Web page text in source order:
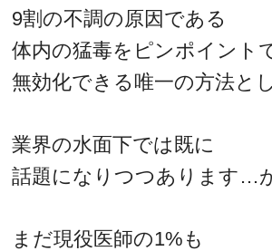
9割の不調の原因である
体内の猛毒をピンポイント
無効化できる唯一の方法とし
業界の水面下では既に
話題になりつつあります…
まだ現役医師の1%も